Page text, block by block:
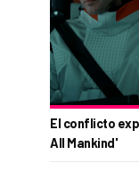
El conflicto
All Mankind'